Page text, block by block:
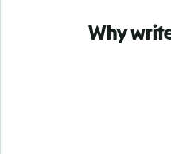
Why